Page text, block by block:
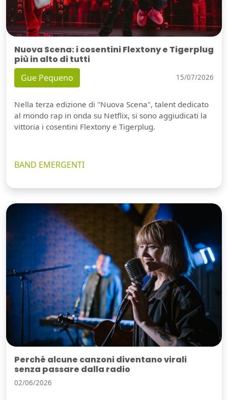
Nuova Scena: i cosentini Flextony e Tigerplug
più in alto di tutti
Gue Pequeno 15/07/2026
Nella terza edizione di "Nuova Scena", talent dedicato
al mondo rap in onda su Netflix, si sono aggiudicati la
vittoria i cosentini Flextony e Tigerplug.
BAND EMERGENTI
Perché alcune canzoni diventano virali
senza passare dalla radio
02/06/2026